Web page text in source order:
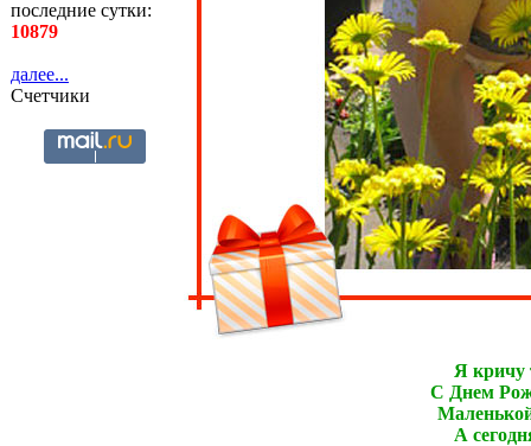
последние сутки:
10879
далее...
Счетчики
Я кричу
С Днем
А